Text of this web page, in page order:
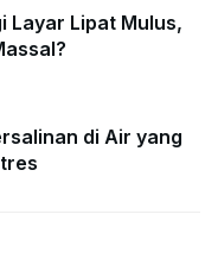
Layar Lipat Mulus,
di Air yang